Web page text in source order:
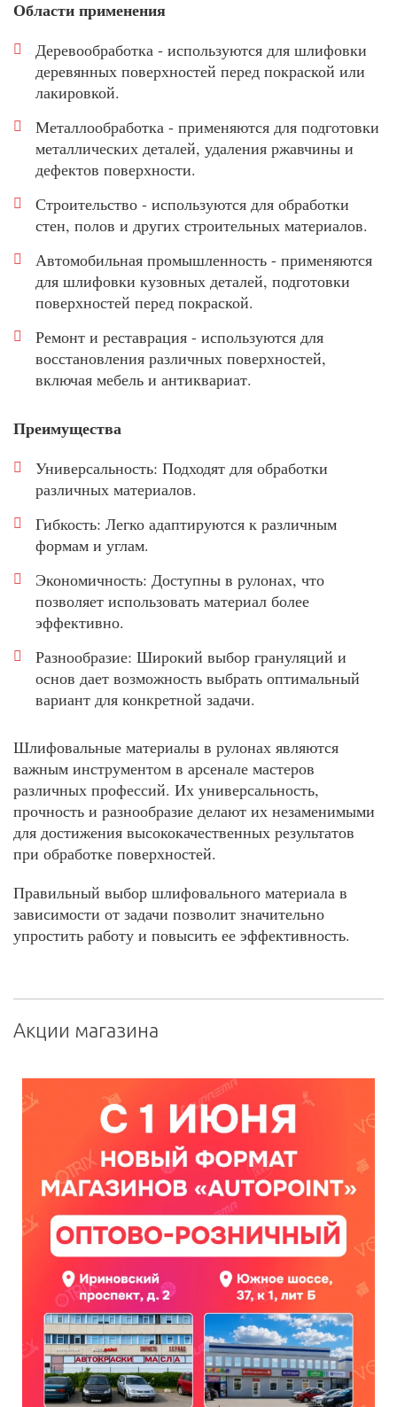
Области применения
Деревообработка - используются для шлифовки
деревянных поверхностей перед покраской или
лакировкой.
Металлообработка - применяются для подготовки
металлических деталей, удаления ржавчины и
дефектов поверхности.
Строительство - используются для обработки
стен, полов и других строительных материалов.
Автомобильная промышленность - применяются
для шлифовки кузовных деталей, подготовки
поверхностей перед покраской.
Ремонт и реставрация - используются для
восстановления различных поверхностей,
включая мебель и антиквариат.
Преимущества
Универсальность: Подходят для обработки
различных материалов.
Гибкость: Легко адаптируются к различным
формам и углам.
Экономичность: Доступны в рулонах, что
позволяет использовать материал более
эффективно.
Разнообразие: Широкий выбор грануляций и
основ дает возможность выбрать оптимальный
вариант для конкретной задачи.
Шлифовальные материалы в рулонах являются
важным инструментом в арсенале мастеров
различных профессий. Их универсальность,
прочность и разнообразие делают их незаменимыми
для достижения высококачественных результатов
при обработке поверхностей.
Правильный выбор шлифовального материала в
зависимости от задачи позволит значительно
упростить работу и повысить ее эффективность.
Акции магазина